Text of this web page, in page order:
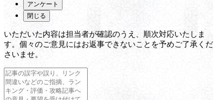
アンケート
閉じる
いただいた内容は担当者が確認のうえ、順次対応いたしま
す。個々のご意見にはお返事できないことを予めご了承くだ
さいませ。